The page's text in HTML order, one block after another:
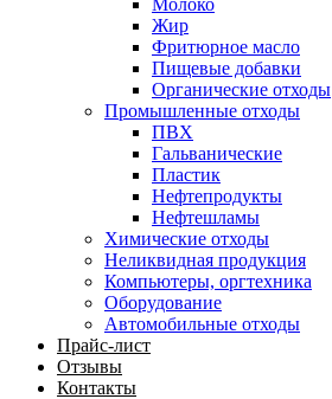
Молоко
Жир
Фритюрное масло
Пищевые добавки
Органические отходы
Промышленные отходы
ПВХ
Гальванические
Пластик
Нефтепродукты
Нефтешламы
Химические отходы
Неликвидная продукция
Компьютеры, оргтехника
Оборудование
Автомобильные отходы
Прайс-лист
Отзывы
Контакты